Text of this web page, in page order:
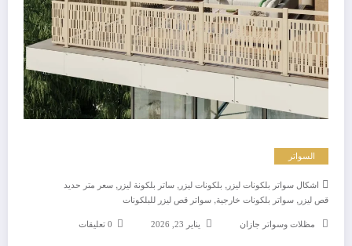
السواتر
اشكال سواتر بلكونات ليزر , بلكونات ليزر , ساتر بلكونة ليزر , سعر متر حديد
قص ليزر , سواتر بلكونات خارجية, سواتر قص ليزر للبلكونات
مظلات وسواتر جازان يناير 23, 2026 0 تعليقات